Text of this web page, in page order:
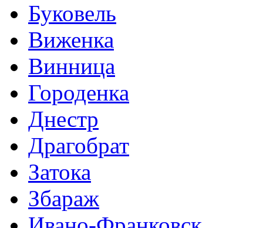
Буковель
Виженка
Винница
Городенка
Днестр
Драгобрат
Затока
Збараж